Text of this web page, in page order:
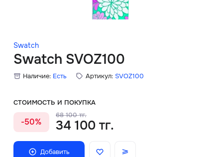
Swatch
Swatch SVOZ100
Наличие: Есть Артикул: SVOZ100
СТОИМОСТЬ И ПОКУПКА
-50%
68 100 тг.
34 100 тг.
Добавить
Скидки
Главная
О нас
Доставка и оплата
Блог